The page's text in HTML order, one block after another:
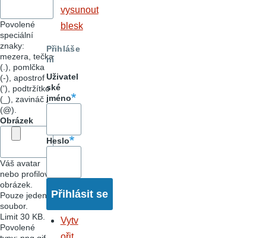
Povolené
speciální
znaky:
mezera, tečka
(.), pomlčka
(-), apostrof
('), podtržítko
(_), zavináč
(@).
Obrázek
Váš avatar
nebo profilový
obrázek.
Pouze jeden
soubor.
Limit 30 KB.
Povolené
vysunout
blesk
Přihláše
ní
Uživatel
ské
jméno
Heslo
Vytv